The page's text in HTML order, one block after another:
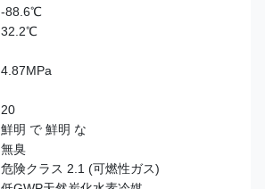
-88.6℃
32.2℃
4.87MPa
20
鮮明 で 鮮明 な
無臭
危険クラス 2.1 (可燃性ガス)